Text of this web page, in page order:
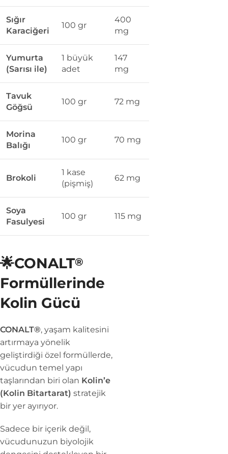
Sığır
Karaciğeri
100 gr
400
mg
Yumurta
(Sarısı ile)
1 büyük
adet
147
mg
Tavuk
Göğsü
100 gr 72 mg
Morina
Balığı
100 gr 70 mg
Brokoli
1 kase
(pişmiş)
62 mg
Soya
Fasulyesi
100 gr 115 mg
🌟CONALT®
Formüllerinde
Kolin Gücü
CONALT®, yaşam kalitesini
artırmaya yönelik
geliştirdiği özel formüllerde,
vücudun temel yapı
taşlarından biri olan Kolin’e
(Kolin Bitartarat) stratejik
bir yer ayırıyor.
Sadece bir içerik değil,
vücudunuzun biyolojik